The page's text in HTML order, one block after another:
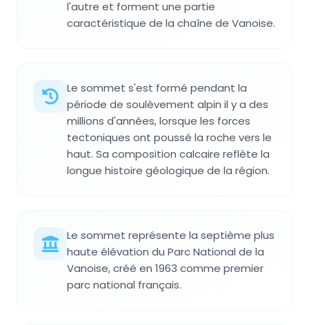
l'autre et forment une partie
caractéristique de la chaîne de Vanoise.
Le sommet s'est formé pendant la
période de soulèvement alpin il y a des
millions d'années, lorsque les forces
tectoniques ont poussé la roche vers le
haut. Sa composition calcaire reflète la
longue histoire géologique de la région.
Le sommet représente la septième plus
haute élévation du Parc National de la
Vanoise, créé en 1963 comme premier
parc national français.